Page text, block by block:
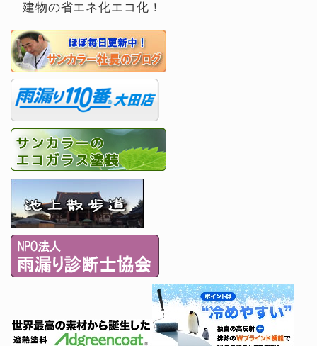
建物の省エネ化エコ化！